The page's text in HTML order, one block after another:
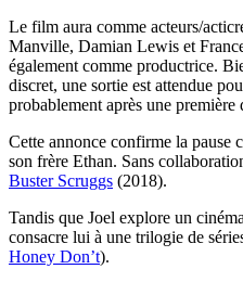
Le film aura comme acteurs/
Manville, Damian Lewis et
également comme productrice.
discret, une sortie est attendue
probablement après une première
Cette annonce confirme la pause
son frère Ethan. Sans
Buster Scruggs (2018).
Tandis que Joel explore un
consacre lui à une trilogie de
Honey Don’t).